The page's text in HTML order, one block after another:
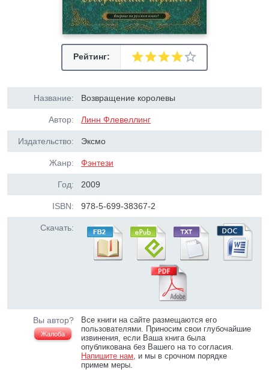
Рейтинг:
Название: Возвращение королевы
Автор: Линн Флевеллинг
Издательство: Эксмо
Жанр: Фэнтези
Год: 2009
ISBN: 978-5-699-38367-2
Скачать:
Вы автор?
Жалоба
Все книги на сайте размещаются его
пользователями. Приносим свои глубочайшие
извинения, если Ваша книга была
опубликована без Вашего на то согласия.
Напишите нам, и мы в срочном порядке
примем меры.